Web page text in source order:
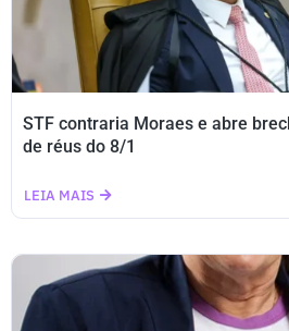
STF contraria Moraes e abre
de réus do 8/1
LEIA MAIS